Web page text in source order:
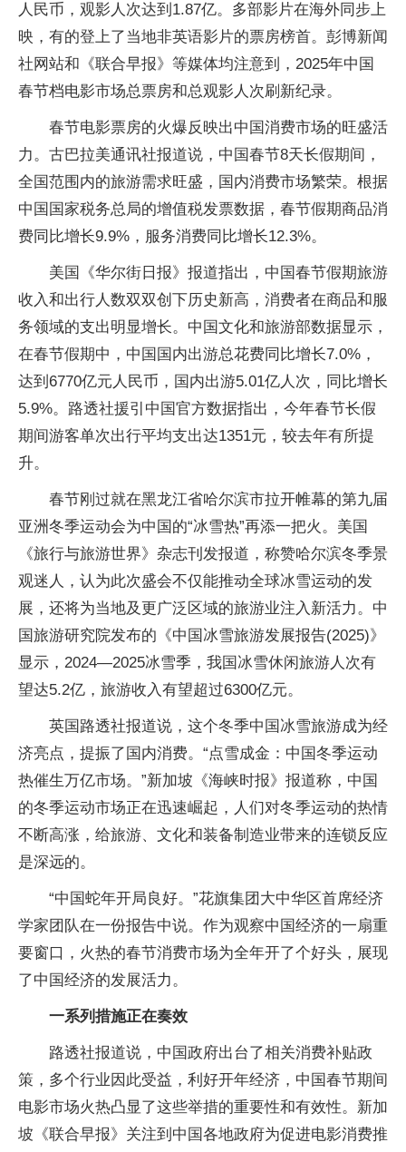
人民币，观影人次达到1.87亿。多部影片在海外同步上
映，有的登上了当地非英语影片的票房榜首。彭博新闻
社网站和《联合早报》等媒体均注意到，2025年中国
春节档电影市场总票房和总观影人次刷新纪录。
春节电影票房的火爆反映出中国消费市场的旺盛活
力。古巴拉美通讯社报道说，中国春节8天长假期间，
全国范围内的旅游需求旺盛，国内消费市场繁荣。根据
中国国家税务总局的增值税发票数据，春节假期商品消
费同比增长9.9%，服务消费同比增长12.3%。
美国《华尔街日报》报道指出，中国春节假期旅游
收入和出行人数双双创下历史新高，消费者在商品和服
务领域的支出明显增长。中国文化和旅游部数据显示，
在春节假期中，中国国内出游总花费同比增长7.0%，
达到6770亿元人民币，国内出游5.01亿人次，同比增长
5.9%。路透社援引中国官方数据指出，今年春节长假
期间游客单次出行平均支出达1351元，较去年有所提
升。
春节刚过就在黑龙江省哈尔滨市拉开帷幕的第九届
亚洲冬季运动会为中国的“冰雪热”再添一把火。美国
《旅行与旅游世界》杂志刊发报道，称赞哈尔滨冬季景
观迷人，认为此次盛会不仅能推动全球冰雪运动的发
展，还将为当地及更广泛区域的旅游业注入新活力。中
国旅游研究院发布的《中国冰雪旅游发展报告(2025)》
显示，2024—2025冰雪季，我国冰雪休闲旅游人次有
望达5.2亿，旅游收入有望超过6300亿元。
英国路透社报道说，这个冬季中国冰雪旅游成为经
济亮点，提振了国内消费。“点雪成金：中国冬季运动
热催生万亿市场。”新加坡《海峡时报》报道称，中国
的冬季运动市场正在迅速崛起，人们对冬季运动的热情
不断高涨，给旅游、文化和装备制造业带来的连锁反应
是深远的。
“中国蛇年开局良好。”花旗集团大中华区首席经济
学家团队在一份报告中说。作为观察中国经济的一扇重
要窗口，火热的春节消费市场为全年开了个好头，展现
了中国经济的发展活力。
一系列措施正在奏效
路透社报道说，中国政府出台了相关消费补贴政
策，多个行业因此受益，利好开年经济，中国春节期间
电影市场火热凸显了这些举措的重要性和有效性。新加
坡《联合早报》关注到中国各地政府为促进电影消费推